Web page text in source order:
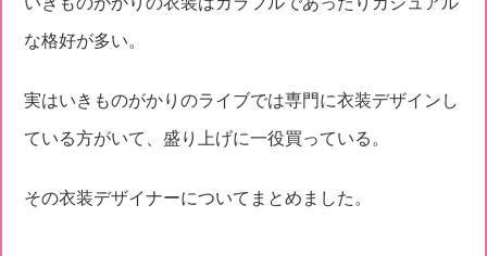
な格好が多い。
実はいきものがかりのライブでは専門に衣装デザインし
ている方がいて、盛り上げに一役買っている。
その衣装デザイナーについてまとめました。